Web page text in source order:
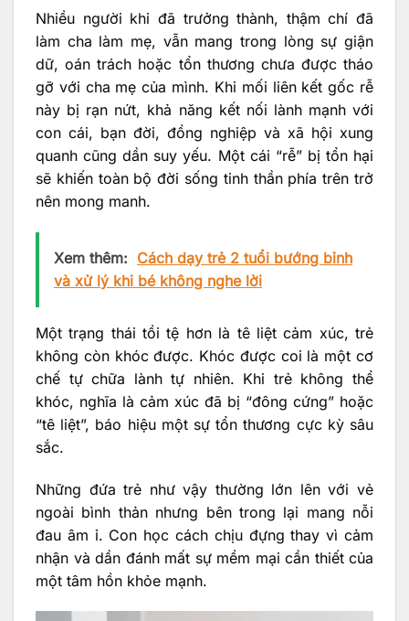
Nhiều người khi đã trưởng thành, thậm chí đã
làm cha làm mẹ, vẫn mang trong lòng sự giận
dữ, oán trách hoặc tổn thương chưa được tháo
gỡ với cha mẹ của mình. Khi mối liên kết gốc rễ
này bị rạn nứt, khả năng kết nối lành mạnh với
con cái, bạn đời, đồng nghiệp và xã hội xung
quanh cũng dần suy yếu. Một cái “rễ” bị tổn hại
sẽ khiến toàn bộ đời sống tinh thần phía trên trở
nên mong manh.
Xem thêm: Cách dạy trẻ 2 tuổi bướng bỉnh
và xử lý khi bé không nghe lời
Một trạng thái tồi tệ hơn là tê liệt cảm xúc, trẻ
không còn khóc được. Khóc được coi là một cơ
chế tự chữa lành tự nhiên. Khi trẻ không thể
khóc, nghĩa là cảm xúc đã bị “đông cứng” hoặc
“tê liệt”, báo hiệu một sự tổn thương cực kỳ sâu
sắc.
Những đứa trẻ như vậy thường lớn lên với vẻ
ngoài bình thản nhưng bên trong lại mang nỗi
đau âm ỉ. Con học cách chịu đựng thay vì cảm
nhận và dần đánh mất sự mềm mại cần thiết của
một tâm hồn khỏe mạnh.